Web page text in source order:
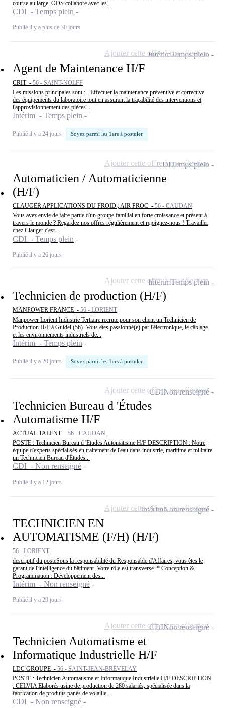
course au large, ODS collabore avec les...
CDI - Temps plein
Publié il y a plus de 30 jours
Agent de Maintenance H/F
CRIT - 56 - SAINT-NOLFF
Les missions principales sont : - Effectuer la maintenance préventive et corrective
des équipements du laboratoire tout en assurant la traçabilité des interventions et
l'approvisionnement des pièces...
Intérim - Temps plein
Publié il y a 24 jours Soyez parmi les 1ers à postuler
IntérimTemps plein
Ajouter cette offre à ma sélection
Automaticien / Automaticienne
(H/F)
CLAUGER APPLICATIONS DU FROID ; AIR PROC - 56 - CAUDAN
Vous avez envie de faire partie d'un groupe familial en forte croissance et présent à
travers le monde ? Regardez nos offres régulièrement et rejoignez-nous ! Travailler
chez Clauger c'est...
CDI - Temps plein
Publié il y a 26 jours
CDITemps plein
Ajouter cette offre à ma sélection
Technicien de production (H/F)
MANPOWER FRANCE - 56 - LORIENT
Manpower Lorient Industrie Tertiaire recrute pour son client un Technicien de
Production H/F à Guidel (56). Vous êtes passionné(e) par l'électronique, le câblage
et les environnements industriels de...
Intérim - Temps plein
Publié il y a 20 jours Soyez parmi les 1ers à postuler
IntérimTemps plein
Ajouter cette offre à ma sélection
Technicien Bureau d 'Études
Automatisme H/F
ACTUAL TALENT - 56 - CAUDAN
POSTE : Technicien Bureau d 'Études Automatisme H/F DESCRIPTION : Notre
équipe d'experts spécialisés en traitement de l'eau dans industrie, maritime et militaire
un Technicien Bureau d'Études...
CDI - Non renseigné
Publié il y a 12 jours
CDINon renseigné
Ajouter cette offre à ma sélection
TECHNICIEN EN
AUTOMATISME (F/H) (H/F)
56 - LORIENT
descriptif du posteSous la responsabilité du Responsable d'Affaires, vous êtes le
garant de l'intelligence du bâtiment. Votre rôle est transverse :* Conception &
Programmation : Développement des...
Intérim - Non renseigné
Publié il y a 29 jours
IntérimNon renseigné
Ajouter cette offre à ma sélection
Technicien Automatisme et
Informatique Industrielle H/F
LDC GROUPE - 56 - SAINT-JEAN-BRÉVELAY
POSTE : Technicien Automatisme et Informatique Industrielle H/F DESCRIPTION
: CELVIA Elaborés usine de production de 280 salariés, spécialisée dans la
fabrication de produits panés de volaille,...
CDI - Non renseigné
CDINon renseigné
Ajouter cette offre à ma sélection